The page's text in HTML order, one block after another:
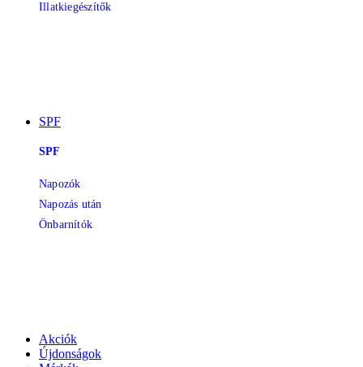
Illatkiegészítők
SPF
SPF
Napozók
Napozás után
Önbarnítók
Akciók
Újdonságok